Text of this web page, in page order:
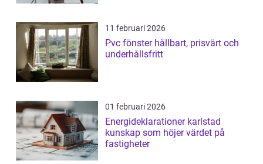
11 februari 2026
Pvc fönster hållbart, prisvärt och
underhållsfritt
01 februari 2026
Energideklarationer karlstad
kunskap som höjer värdet på
fastigheter